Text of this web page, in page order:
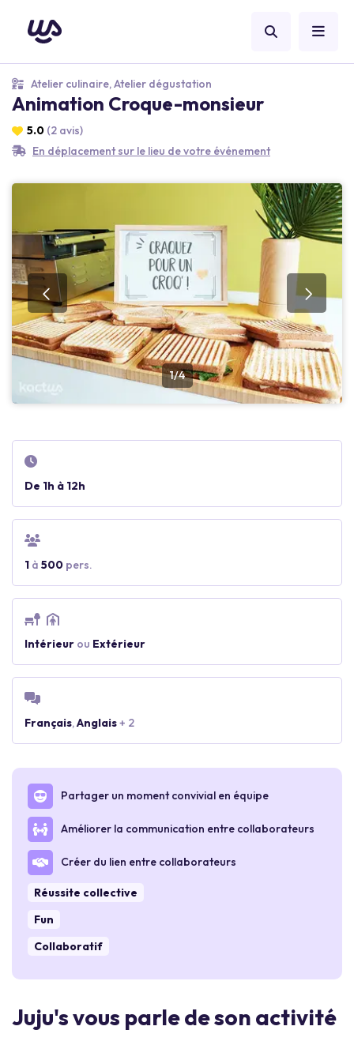
Atelier culinaire, Atelier dégustation
Animation Croque-monsieur
5.0 (2 avis)
En déplacement sur le lieu de votre événement
1/4
De 1h à 12h
1 à 500 pers.
Intérieur ou Extérieur
Français,Anglais+ 2
Partager un moment convivial en équipe
Améliorer la communication entre collaborateurs
Créer du lien entre collaborateurs
Réussite collective
Fun
Collaboratif
Juju's vous parle de son activité